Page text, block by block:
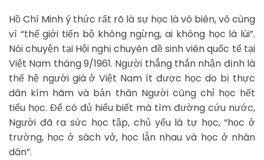
Hồ Chí Minh ý thức rất rõ là sự học là vô biên, vô cùng
vì “thế giới tiến bộ không ngừng, ai không học là lùi”.
Nói chuyện tại Hội nghị chuyên đề sinh viên quốc tế tại
Việt Nam tháng 9/1961. Người thẳng thắn nhận định là
thế hệ người già ở Việt Nam ít được học do bị thực
dân kìm hãm và bản thân Người cũng chỉ học hết
tiểu học. Để có đủ hiểu biết mà tìm đường cứu nước,
Người đã ra sức học tập, chủ yếu là tự học, “học ở
trường, học ở sách vở, học lẫn nhau và học ở nhân
dân”.